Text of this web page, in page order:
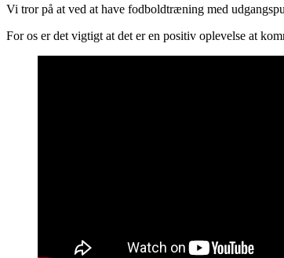
Vi tror på at ved at have fodboldtræning med
For os er det vigtigt at det er en positiv oplevelse at